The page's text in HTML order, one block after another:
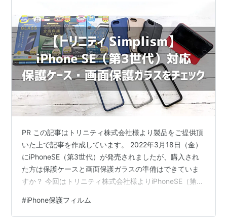
PR この記事はトリニティ株式会社様より製品をご提供頂
いた上で記事を作成しています。 2022年3月18日（金）
にiPhoneSE（第3世代）が発売されましたが、購入され
た方は保護ケースと画面保護ガラスの準備はできていま
すか？ 今回はトリニティ株式会社様よりiPhoneSE（第3
ラスをそれぞれ4種類ご提供いただきましたのでレビュー
していきます。 箱の中にぎっしりレビュー品が詰め込ま
#iPhone保護フィルム